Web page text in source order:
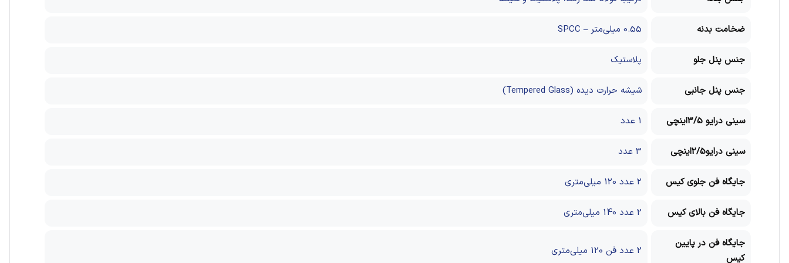
ضخامت بدنه 0.55 میلی‌متر – SPCC
جنس پنل جلو پلاستیک
جنس پنل جانبی شیشه حرارت دیده (Tempered Glass)
سینی درایو 3/5اینچی 1 عدد
سینی درایو2/5اینچی 3 عدد
جایگاه فن جلوی کیس 2 عدد 120 میلی‌متری
جایگاه فن بالای کیس 2 عدد 140 میلی‌متری
جایگاه فن در پایین
کیس
2 عدد فن 120 میلی‌متری